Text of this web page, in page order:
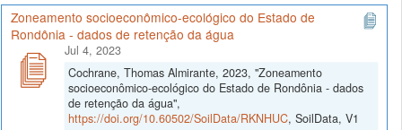
Zoneamento socioeconômico-ecológico do Estado de
Rondônia - dados de retenção da água
Jul 4, 2023
Cochrane, Thomas Almirante, 2023, "Zoneamento
socioeconômico-ecológico do Estado de Rondônia - dados
de retenção da água",
https://doi.org/10.60502/SoilData/RKNHUC, SoilData, V1